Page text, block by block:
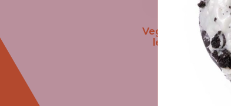
Vegyesgyümölcs-
lekváros fánk